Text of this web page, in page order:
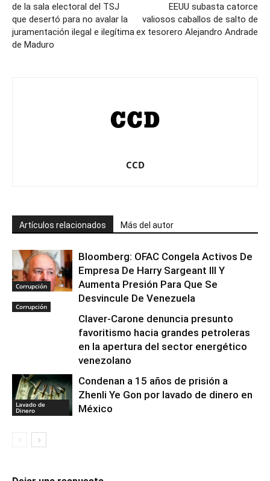
de la sala electoral del TSJ
que desertó para no avalar la
juramentación ilegal e ilegítima
de Maduro
EEUU subasta catorce
valiosos caballos de salto de
ex tesorero Alejandro Andrade
CCD
Artículos relacionados Más del autor
Corrupción
Bloomberg: OFAC Congela Activos De
Empresa De Harry Sargeant III Y
Aumenta Presión Para Que Se
Desvincule De Venezuela
Corrupción
Claver-Carone denuncia presunto
favoritismo hacia grandes petroleras
en la apertura del sector energético
venezolano
Lavado de
Dinero
Condenan a 15 años de prisión a
Zhenli Ye Gon por lavado de dinero en
México